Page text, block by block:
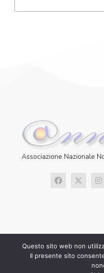
Associazione Nazionale
Questo sito web non
Il presente sito